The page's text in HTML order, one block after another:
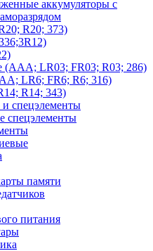
аккумуляторы с
R20; 373)
(AAA; LR03; FR03; R03; 286)
LR6; FR6; R6; 316)
R14; 343)
спецэлементы
спецэлементы
памяти
питания